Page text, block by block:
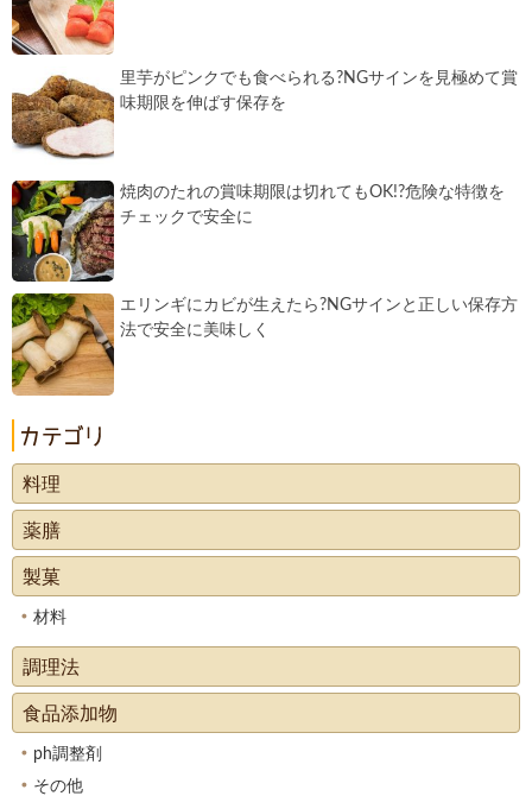
里芋がピンクでも食べられる?NGサインを見極めて賞
味期限を伸ばす保存を
焼肉のたれの賞味期限は切れてもOK!?危険な特徴を
チェックで安全に
エリンギにカビが生えたら?NGサインと正しい保存方
法で安全に美味しく
料理
薬膳
製菓
材料
調理法
食品添加物
ph調整剤
その他